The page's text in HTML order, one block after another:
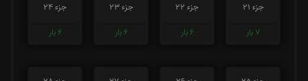
جزء 21
7 بار
جزء 22
6 بار
جزء 23
6 بار
جزء 24
6 بار